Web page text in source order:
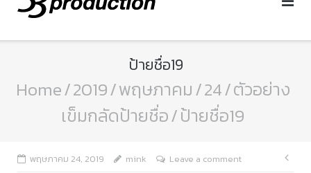
ป้ายชื่อ19
Home/2019/พฤษภาคม/24/ตัวอย่าง
เข็มกลัดป้ายชื่อ/ป้ายชื่อ19
พฤษภาคม 24, 2019 mink Leave a comment
แน